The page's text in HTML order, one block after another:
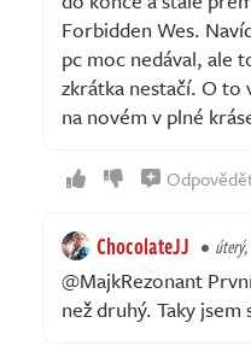
Forbidden Wes.
pc moc nedával, ale
zkrátka nestačí. O to
na novém v plné
ChocolateJJ
@MajkRezonant
než druhý. Taky jsem